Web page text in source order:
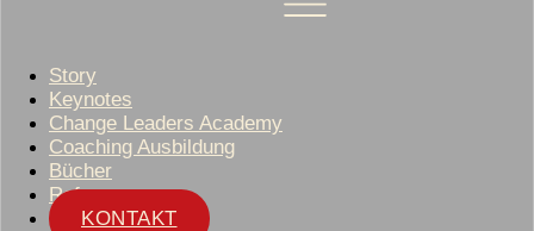
Story
Keynotes
Change Leaders Academy
Coaching Ausbildung
Bücher
Referenzen
KONTAKT